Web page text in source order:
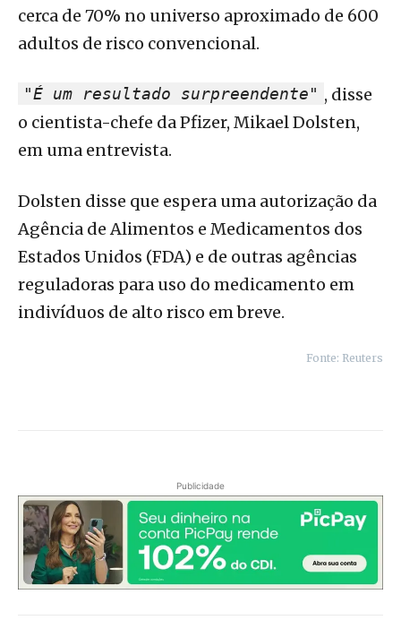
cerca de 70% no universo aproximado de 600
adultos de risco convencional.
"É um resultado surpreendente" , disse
o cientista-chefe da Pfizer, Mikael Dolsten,
em uma entrevista.
Dolsten disse que espera uma autorização da
Agência de Alimentos e Medicamentos dos
Estados Unidos (FDA) e de outras agências
reguladoras para uso do medicamento em
indivíduos de alto risco em breve.
Fonte: Reuters
Publicidade